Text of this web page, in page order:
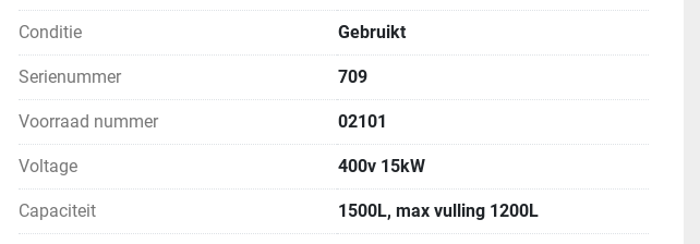
Conditie Gebruikt
Serienummer 709
Voorraad nummer 02101
Voltage 400v 15kW
Capaciteit 1500L, max vulling 1200L